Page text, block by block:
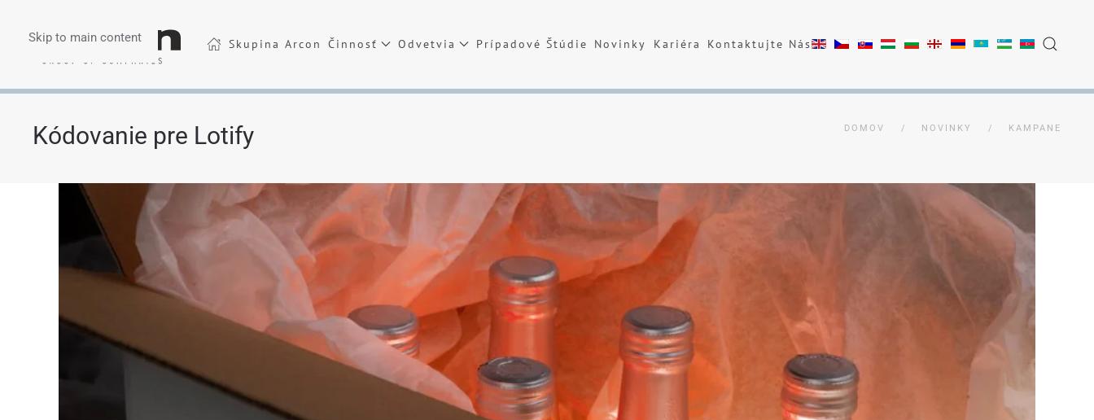
Skip to main content Skupina Arcon Činnosť Odvetvia Prípadové Štúdie Novinky Kariéra Kontaktujte Nás
Kódovanie pre Lotify DOMOV NOVINKY KAMPANE